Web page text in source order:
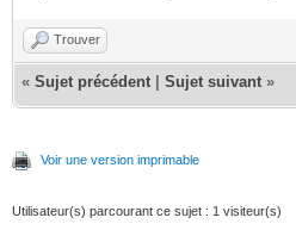
Trouver
« Sujet précédent Sujet suivant »
Voir une version imprimable
Utilisateur(s) parcourant ce sujet : 1 visiteur(s)